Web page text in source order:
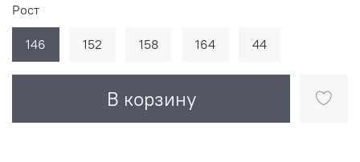
В корзину
Рост
146 152 158 164 44